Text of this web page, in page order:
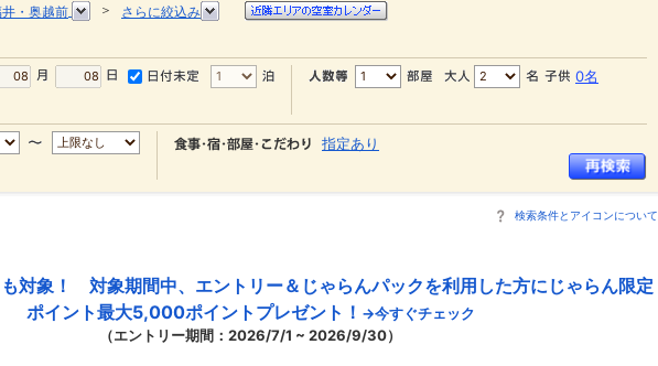
・奥越前 ＞ さらに絞込み
0名
指定あり
検索条件とアイコンについて
対象！ 対象期間中、エントリー＆じゃらんパックを利用した方にじゃらん限定
ポイント最大5,000ポイントプレゼント！ →今すぐチェック
（エントリー期間：2026/7/1 ~ 2026/9/30）